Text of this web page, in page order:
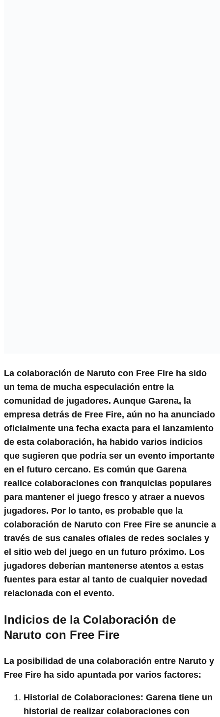
La colaboración de Naruto con Free Fire ha sido
un tema de mucha especulación entre la
comunidad de jugadores. Aunque Garena, la
empresa detrás de Free Fire, aún no ha anunciado
oficialmente una fecha exacta para el lanzamiento
de esta colaboración, ha habido varios indicios
que sugieren que podría ser un evento importante
en el futuro cercano. Es común que Garena
realice colaboraciones con franquicias populares
para mantener el juego fresco y atraer a nuevos
jugadores. Por lo tanto, es probable que la
colaboración de Naruto con Free Fire se anuncie a
través de sus canales ofiales de redes sociales y
el sitio web del juego en un futuro próximo. Los
jugadores deberían mantenerse atentos a estas
fuentes para estar al tanto de cualquier novedad
relacionada con el evento.
Indicios de la Colaboración de
Naruto con Free Fire
La posibilidad de una colaboración entre Naruto y
Free Fire ha sido apuntada por varios factores:
Historial de Colaboraciones: Garena tiene un
historial de realizar colaboraciones con